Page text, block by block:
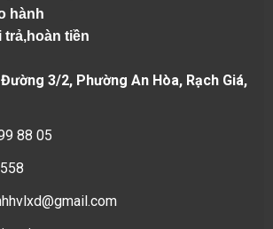
hành
trả,hoàn tiền
3/2, Phường An Hòa, Rạch Giá,
88 05